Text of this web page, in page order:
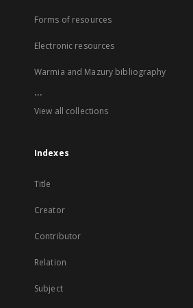
Forms of resources
Electronic resources
Warmia and Mazury bibliography
...
View all collections
Indexes
Title
Creator
Contributor
Relation
Subject